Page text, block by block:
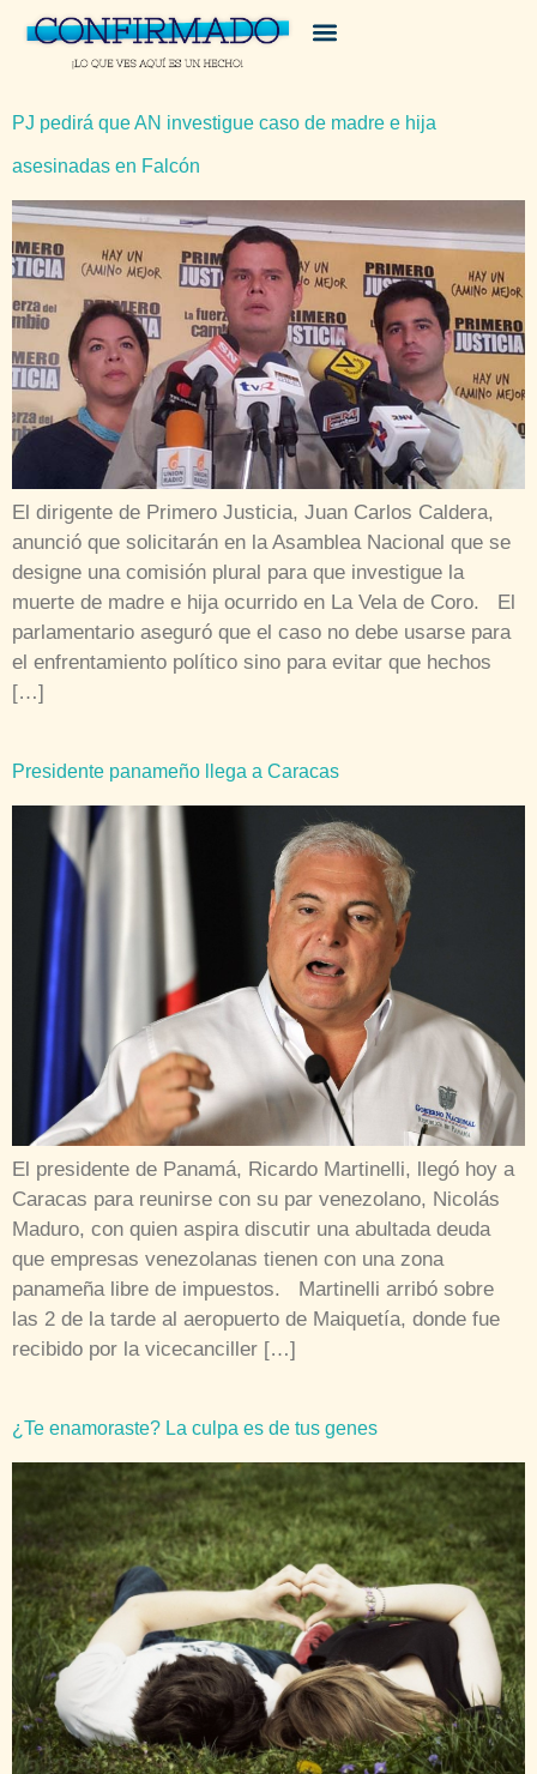
PJ pedirá que AN investigue caso de madre e hija
asesinadas en Falcón
El dirigente de Primero Justicia, Juan Carlos Caldera,
anunció que solicitarán en la Asamblea Nacional que se
designe una comisión plural para que investigue la
muerte de madre e hija ocurrido en La Vela de Coro. El
parlamentario aseguró que el caso no debe usarse para
el enfrentamiento político sino para evitar que hechos
[…]
Presidente panameño llega a Caracas
El presidente de Panamá, Ricardo Martinelli, llegó hoy a
Caracas para reunirse con su par venezolano, Nicolás
Maduro, con quien aspira discutir una abultada deuda
que empresas venezolanas tienen con una zona
panameña libre de impuestos. Martinelli arribó sobre
las 2 de la tarde al aeropuerto de Maiquetía, donde fue
recibido por la vicecanciller […]
¿Te enamoraste? La culpa es de tus genes